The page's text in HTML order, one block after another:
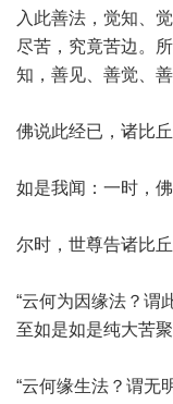
入此善法，觉知、
尽苦，究竟苦边。
知，善见、善觉、
佛说此经已，诸比
如是我闻：一时，
尔时，世尊告诸比
“云何为因缘法？谓
至如是如是纯大苦聚
“云何缘生法？谓